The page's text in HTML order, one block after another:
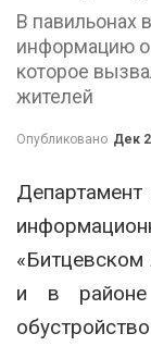
В павильонах
информацию о
которое
жителей
Опубликовано Дек
и в районе